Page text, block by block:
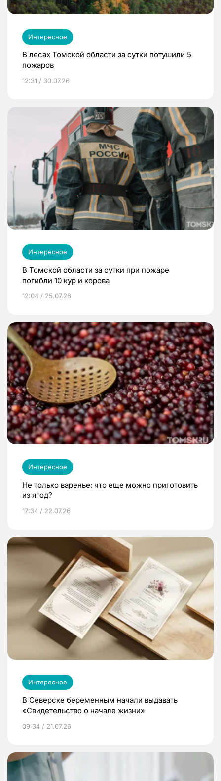
Интересное
В лесах Томской области за сутки потушили 5
пожаров
12:31 / 30.07.26
Интересное
В Томской области за сутки при пожаре
погибли 10 кур и корова
12:04 / 25.07.26
Интересное
Не только варенье: что еще можно приготовить
из ягод?
17:34 / 22.07.26
Интересное
В Северске беременным начали выдавать
«Свидетельство о начале жизни»
09:34 / 21.07.26